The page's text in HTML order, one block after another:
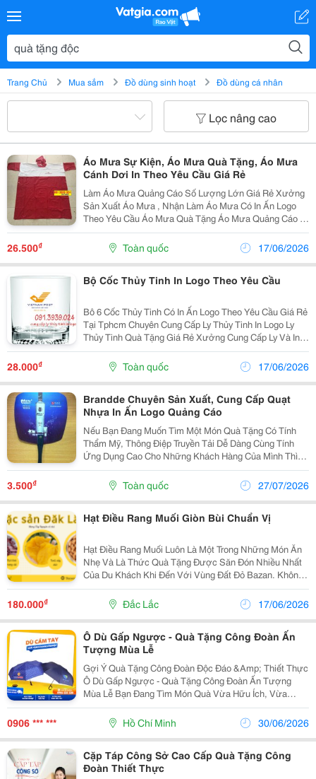
Trang Chủ Mua sắm Đồ dùng sinh hoạt Đồ dùng cá nhân
Lọc nâng cao
Áo Mưa Sự Kiện, Áo Mưa Quà Tặng, Áo Mưa
Cánh Dơi In Theo Yêu Cầu Giá Rẻ
Làm Áo Mưa Quảng Cáo Số Lượng Lớn Giá Rẻ Xưởng
Sản Xuất Áo Mưa , Nhận Làm Áo Mưa Có In Ấn Logo
Theo Yêu Cầu Áo Mưa Quà Tặng Áo Mưa Quảng Cáo In
Logoo Giá Rẻ Làm Áo Mưa. Áo Mưa Công Ty, Áo Mưa
Quà Tặng Công Nhân, Áo Mưa Công Đoàn, Áo Mưa Q
26.500₫ Toàn quốc 17/06/2026
Bộ Cốc Thủy Tinh In Logo Theo Yêu Cầu
Bô 6 Cốc Thủy Tinh Có In Ấn Logo Theo Yêu Cầu Giá Rẻ
Tại Tphcm Chuyên Cung Cấp Ly Thủy Tinh In Logo Ly
Thủy Tinh Quà Tặng Giá Rẻ Xưởng Cung Cấp Ly Và In
Theo Yêu Cầu Nhận Đơn Hàng Sl Tù 100 Bộ Cung Cấp
Ly Thủy Tinh Quà Tặng Các Loại Gi
28.000₫ Toàn quốc 17/06/2026
Brandde Chuyên Sản Xuất, Cung Cấp Quạt
Nhựa In Ấn Logo Quảng Cáo
Nếu Bạn Đang Muốn Tìm Một Món Quà Tặng Có Tính
Thẩm Mỹ, Thông Điệp Truyền Tải Dễ Dàng Cùng Tính
Ứng Dụng Cao Cho Những Khách Hàng Của Mình Thì
Sản Phẩm Quạt In Trực Tiếp Sẽ Là Sự Lựa Chọn Tuyệt
Vời Nhất. 02 Quạt Nhựa Cán Thẳng -Chất Liệu: Nhựa
3.500₫ Toàn quốc 27/07/2026
Hạt Điều Rang Muối Giòn Bùi Chuẩn Vị
Hạt Điều Rang Muối Luôn Là Một Trong Những Món Ăn
Nhẹ Và Là Thức Quà Tặng Được Săn Đón Nhiều Nhất
Của Du Khách Khi Đến Với Vùng Đất Đỏ Bazan. Không
Chỉ Sở Hữu Hương Vị Béo Bùi, Giòn Tan Đặc Trưng,
Món Nông Sản Này Còn Chinh Phục Người Tiêu Dùng
180.000₫ Đắc Lắc 17/06/2026
Ô Dù Gấp Ngược - Quà Tặng Công Đoàn Ấn
Tượng Mùa Lễ
Gợi Ý Quà Tặng Công Đoàn Độc Đáo &Amp; Thiết Thực
Ô Dù Gấp Ngược - Quà Tặng Công Đoàn Ấn Tượng
Mùa Lễ Bạn Đang Tìm Món Quà Vừa Hữu Ích, Vừa
Khác Biệt Để Tri Ân Nhân Viên, Khách Hàng? Dù Gấp
Ngược Chính Là Lựa Chọn &Ldquo;Ghi Điểm&Rdquo;
Tuyệt...
0906 *** *** Hồ Chí Minh 30/06/2026
Cặp Táp Công Sở Cao Cấp Quà Tặng Công
Đoàn Thiết Thực